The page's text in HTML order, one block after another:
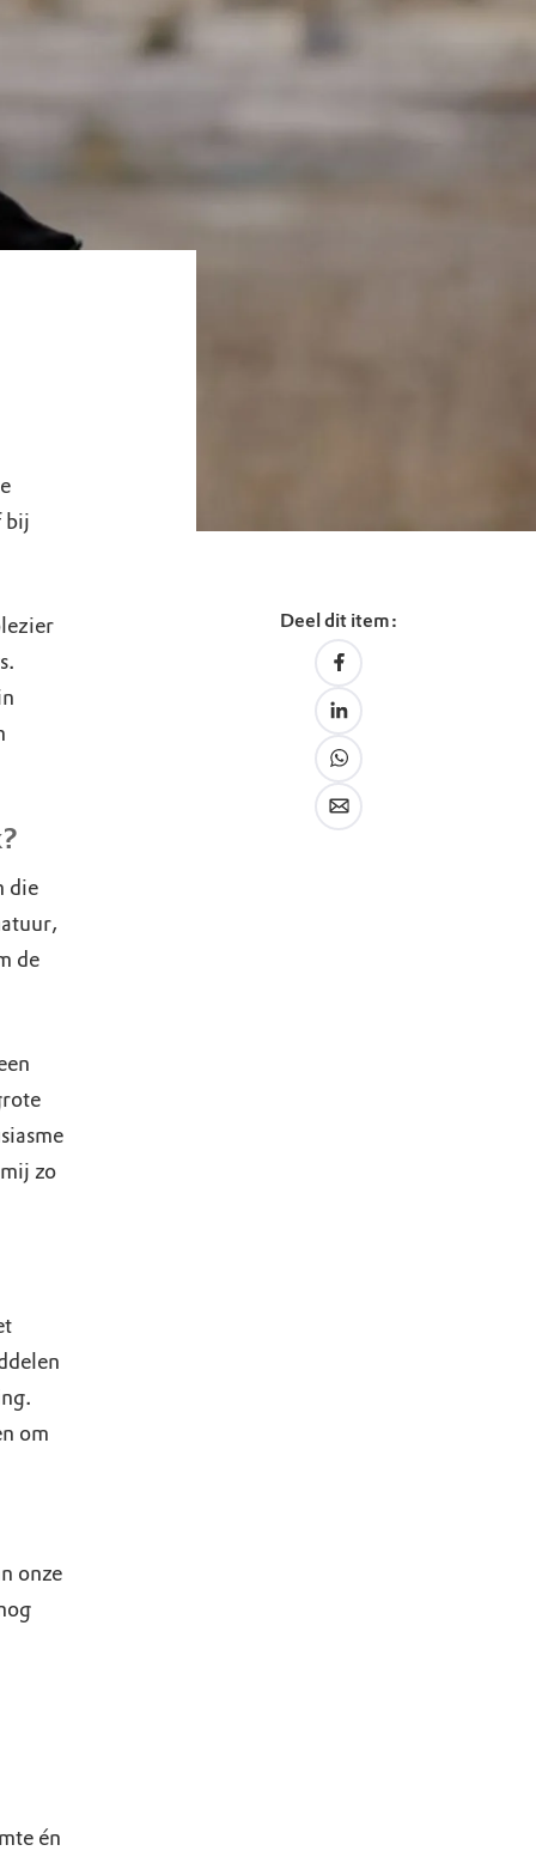
bij
die
de
zo
om
onze
én
Deel dit item: